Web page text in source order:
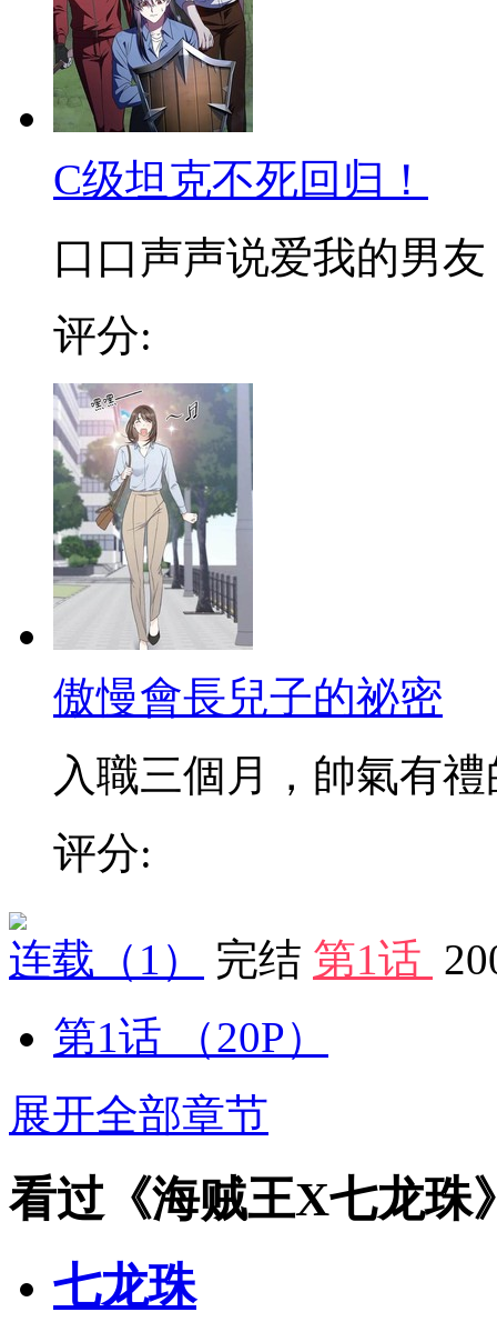
C级坦克不死回归！
口口声声说爱我的男友
评分:
傲慢會長兒子的祕密
入職三個月，帥氣有禮
评分:
连载 （1） 完结 第1话
第1话
（20P）
展开全部章节
看过《海贼王X七龙珠
七龙珠